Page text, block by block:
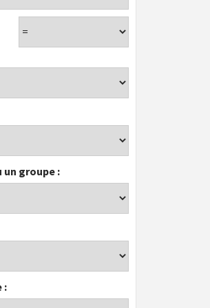
un groupe :
: